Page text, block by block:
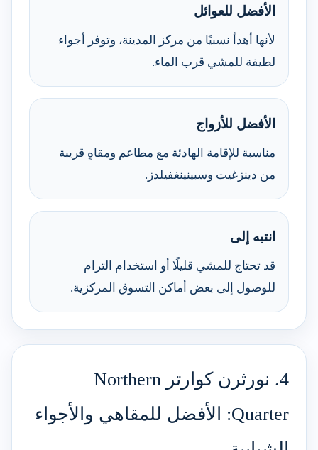
الأفضل للعوائل
لأنها أهدأ نسبيًا من مركز المدينة، وتوفر أجواء
لطيفة للمشي قرب الماء.
الأفضل للأزواج
مناسبة للإقامة الهادئة مع مطاعم ومقاهٍ قريبة
من دينزغيت وسبينينغفيلدز.
انتبه إلى
قد تحتاج للمشي قليلًا أو استخدام الترام
للوصول إلى بعض أماكن التسوق المركزية.
4. نورثرن كوارتر Northern
Quarter: الأفضل للمقاهي والأجواء